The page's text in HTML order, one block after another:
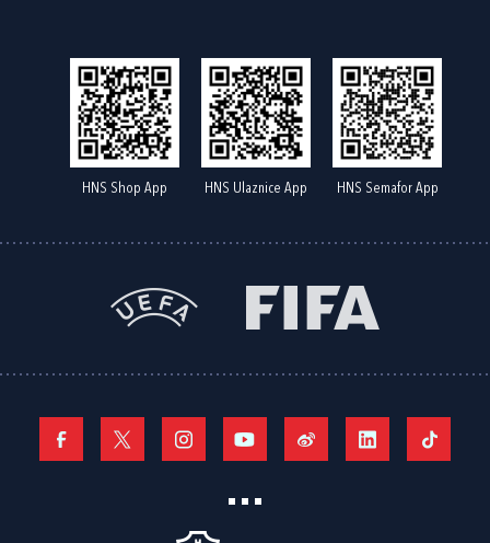
HNS Shop App HNS Ulaznice App HNS Semafor App